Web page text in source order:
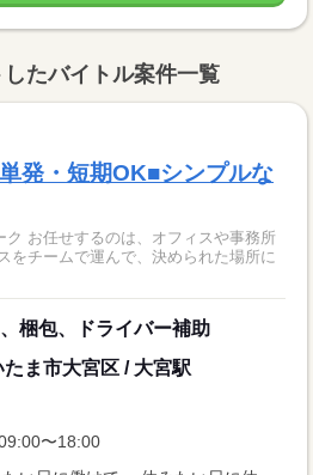
たバイトル案件一覧
発・短期OK■シンプルな
お任せするのは、オフィスや事務所
をチームで運んで、決められた場所に
梱包、ドライバー補助
ま市大宮区 / 大宮駅
〜18:00